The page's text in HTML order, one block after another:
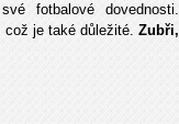
fotbalové dovednosti.
což je také důležité. Zubři,